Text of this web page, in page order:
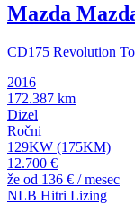
Mazda
CD175 Revolution
2016
172.387 km
Dizel
Ročni
129KW (175KM)
12.700 €
že od 136 € / mesec
NLB Hitri Lizing